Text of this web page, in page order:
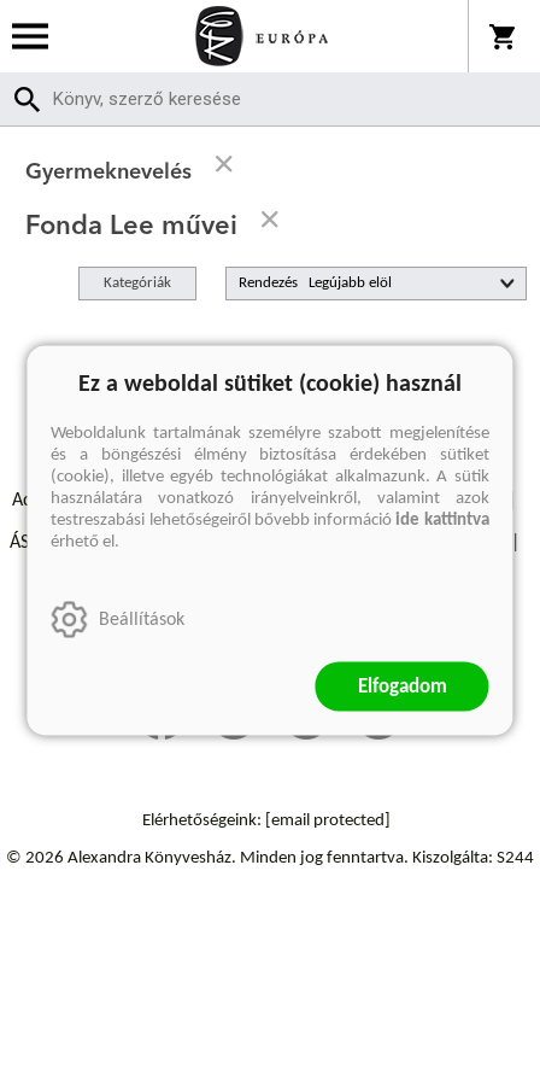
Gyermeknevelés
Fonda Lee művei
Kategóriák Rendezés
A keresett kifejezésre nincs találat
Adatvédelmi szabályzatok Elállási felmondási nyilatkozat
ÁSZF - Vásárlási feltételek
Szállítási információk
Elérhetőségeink: [email protected]
© 2026 Alexandra Könyvesház. Minden jog fenntartva. Kiszolgálta: S244
Ez a weboldal sütiket (cookie) használ
Weboldalunk tartalmának személyre szabott megjelenítése
és a böngészési élmény biztosítása érdekében sütiket
(cookie), illetve egyéb technológiákat alkalmazunk. A sütik
használatára vonatkozó irányelveinkről, valamint azok
testreszabási lehetőségeiről bővebb információide kattintva
érhető el.
Beállítások
Elfogadom